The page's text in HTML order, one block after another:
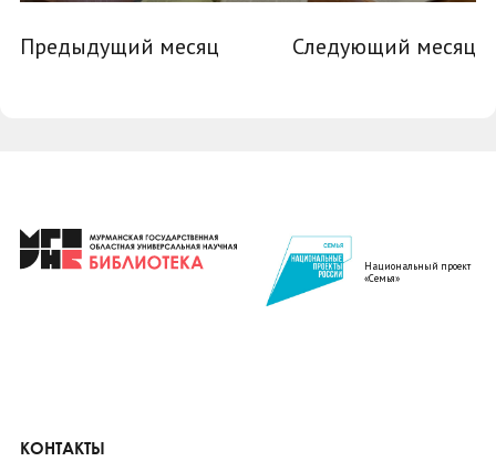
Предыдущий месяц Следующий месяц
Национальный проект
«Семья»
КОНТАКТЫ